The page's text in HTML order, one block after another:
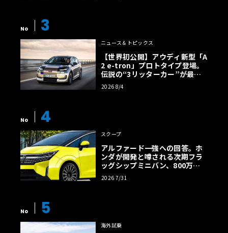
No 3
ニュース＆トピックス
【世界初公開】アウディ新型「A
2 e-tron」プロトタイプ登場。
伝説の“3リッターカー”が最高
効率エントリーBEVとして復活
【画像38枚】
2026 8/4
No 4
スクープ
アルファード一強への回答。ホ
ンダが開発と噂される次期フラ
ッグシップミニバン、800万円
超の勝算【予想CG】
2026 7/31
No 5
海外試乗